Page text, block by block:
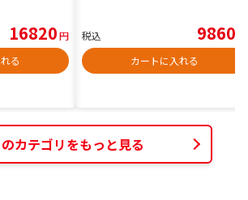
16820円
る
税込 9860
カートに入れる
カテゴリをもっと見る